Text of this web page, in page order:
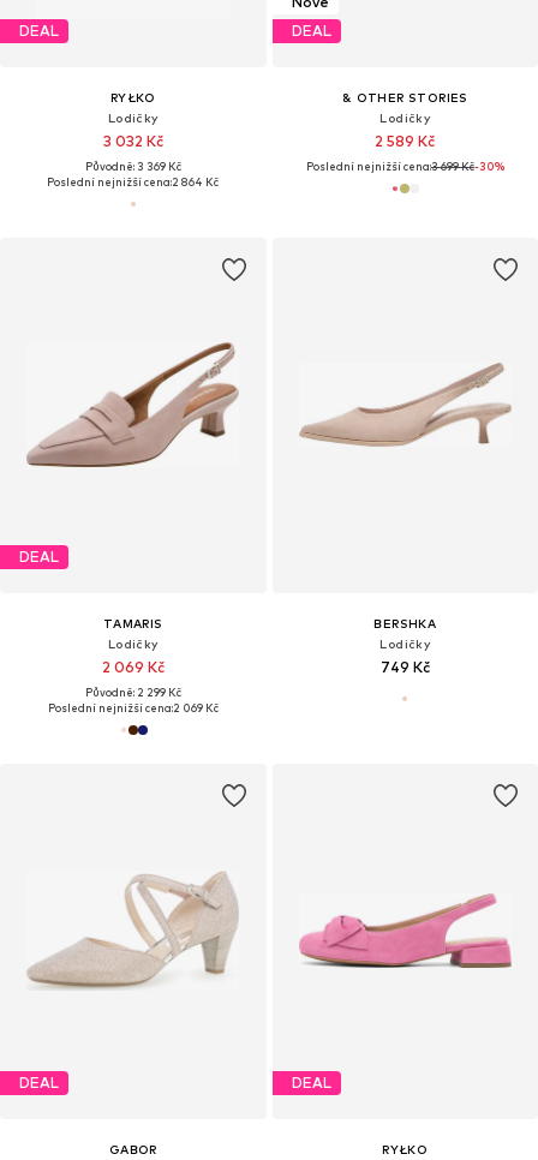
DEAL
RYŁKO
Lodičky
3 032 Kč
Původně: 3 369 Kč
Poslední nejnižší cena:2 864 Kč
DEAL
& OTHER STORIES
Lodičky
2 589 Kč
Poslední nejnižší cena:3 699 Kč-30%
DEAL
TAMARIS
Lodičky
2 069 Kč
Původně: 2 299 Kč
Poslední nejnižší cena:2 069 Kč
BERSHKA
Lodičky
749 Kč
DEAL
GABOR
DEAL
RYŁKO